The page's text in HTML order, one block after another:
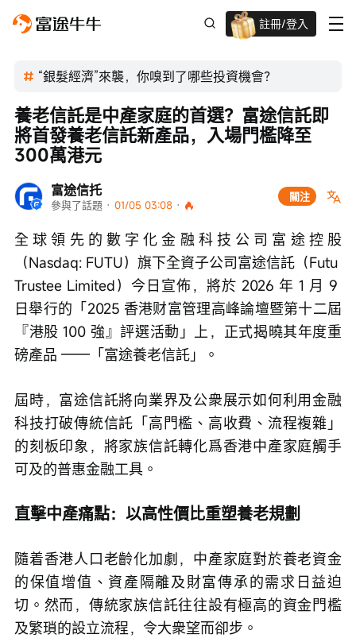
註冊/登入
迎新驚喜賞 股票/BTC等任你揀!
“銀髮經濟”來襲，你嗅到了哪些投資機會？
富途信托
參與了話題 · 01/05 03:08 ·
關注
養老信託是中產家庭的首選？富途信託即
將首發養老信託新產品，入場門檻降至
300萬港元
全球領先的數字化金融科技公司富途控股
（Nasdaq: FUTU）旗下全資子公司富途信託（Futu
Trustee Limited）今日宣佈，將於 2026 年 1 月 9
日舉行的「2025 香港财富管理高峰論壇暨第十二屆
『港股 100 強』評選活動」上，正式揭曉其年度重
磅產品 ——「富途養老信託」。
屆時，富途信託將向業界及公衆展示如何利用金融
科技打破傳統信託「高門檻、高收費、流程複雜」
的刻板印象，將家族信託轉化爲香港中產家庭觸手
可及的普惠金融工具。
直擊中產痛點：以高性價比重塑養老規劃
隨着香港人口老齡化加劇，中產家庭對於養老資金
的保值增值、資產隔離及財富傳承的需求日益迫
切。然而，傳統家族信託往往設有極高的資金門檻
及繁瑣的設立流程，令大衆望而卻步。